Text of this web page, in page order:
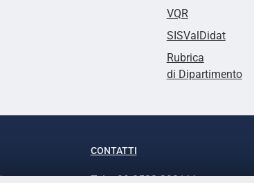
VQR
SISValDidat
Rubrica
di Dipartimento
CONTATTI
Tel. +39 0532 293111